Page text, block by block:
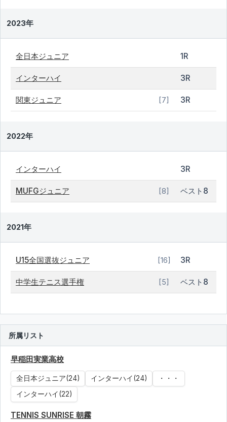
2023年
全日本ジュニア 1R
インターハイ 3R
関東ジュニア [7] 3R
2022年
インターハイ 3R
MUFGジュニア [8] ベスト8
2021年
U15全国選抜ジュニア [16] 3R
中学生テニス選手権 [5] ベスト8
所属リスト
早稲田実業高校
全日本ジュニア(24) インターハイ(24)
・・・
インターハイ(22)
TENNIS SUNRISE 朝霧